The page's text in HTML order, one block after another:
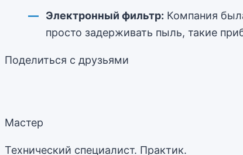
Электронный фильтр: Компания
просто задерживать пыль, такие
Поделиться с друзьями
Мастер
Технический специалист. Практик.